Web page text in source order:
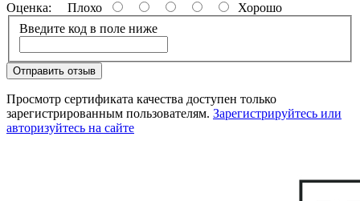
Оценка: Плохо
Хорошо
Введите код в поле ниже
Отправить отзыв
Просмотр сертификата качества доступен только
зарегистрированным пользователям. Зарегистрируйтесь или
авторизуйтесь на сайте